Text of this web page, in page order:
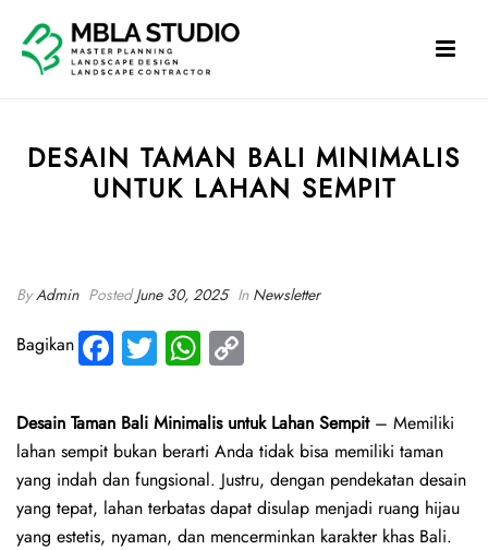
DESAIN TAMAN BALI MINIMALIS
UNTUK LAHAN SEMPIT
ByAdmin PostedJune 30, 2025 In Newsletter
Bagikan Fa
ce
b
o
ok
T
wi
tte
r
W
ha
ts
A
p
p
py
Li
nk
Desain Taman Bali Minimalis untuk Lahan Sempit– Memiliki
lahan sempit bukan berarti Anda tidak bisa memiliki taman
yang indah dan fungsional. Justru, dengan pendekatan desain
yang tepat, lahan terbatas dapat disulap menjadi ruang hijau
yang estetis, nyaman, dan mencerminkan karakter khas Bali.